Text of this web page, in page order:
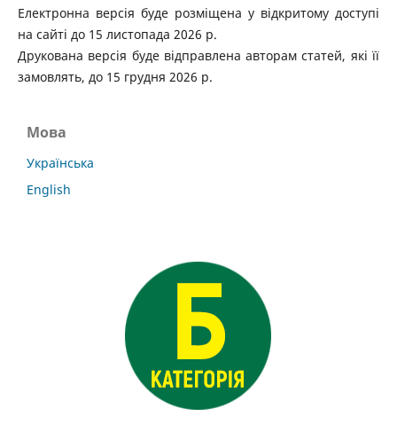
Електронна версія буде розміщена у відкритому доступі
на сайті до 15 листопада 2026 р.
Друкована версія буде відправлена авторам статей, які її
замовлять, до 15 грудня 2026 р.
Мова
Українська
English